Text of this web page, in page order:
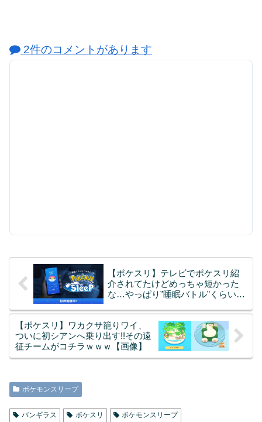
2件のコメントがあります
【ポケスリ】テレビでポケスリ紹
介されてたけどめっちゃ短かった
な…やっぱり”睡眠バトル”くらいは
【ポケスリ】ワカクサ籠りワイ、
ついに初シアンへ乗り出す!!その遠
征チームがコチラｗｗｗ【画像】
ポケモンスリープ
バンギラス ポケスリ ポケモンスリープ